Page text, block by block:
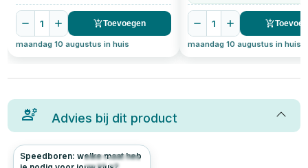
1 Toevoegen
maandag 10 augustus in huis
1
maandag 10 augustus in huis
Advies bij dit product
6 0.0
Speedboren: welke maat heb